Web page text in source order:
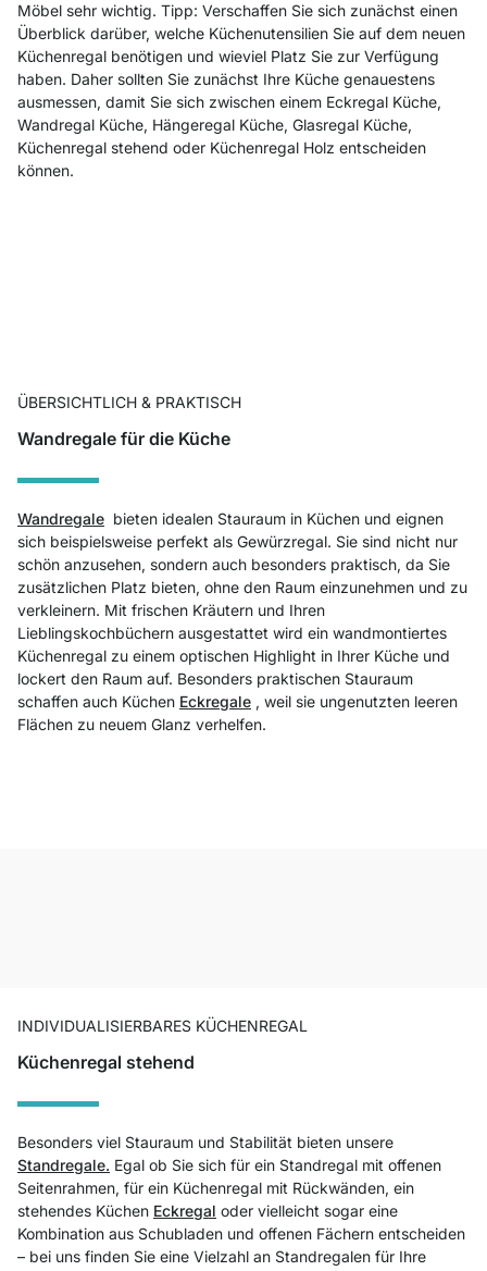
Möbel sehr wichtig. Tipp: Verschaffen Sie sich zunächst einen
Überblick darüber, welche Küchenutensilien Sie auf dem neuen
Küchenregal benötigen und wieviel Platz Sie zur Verfügung
haben. Daher sollten Sie zunächst Ihre Küche genauestens
ausmessen, damit Sie sich zwischen einem Eckregal Küche,
Wandregal Küche, Hängeregal Küche, Glasregal Küche,
Küchenregal stehend oder Küchenregal Holz entscheiden
können.
ÜBERSICHTLICH & PRAKTISCH
Wandregale für die Küche
Wandregale bieten idealen Stauraum in Küchen und eignen
sich beispielsweise perfekt als Gewürzregal. Sie sind nicht nur
schön anzusehen, sondern auch besonders praktisch, da Sie
zusätzlichen Platz bieten, ohne den Raum einzunehmen und zu
verkleinern. Mit frischen Kräutern und Ihren
Lieblingskochbüchern ausgestattet wird ein wandmontiertes
Küchenregal zu einem optischen Highlight in Ihrer Küche und
lockert den Raum auf. Besonders praktischen Stauraum
schaffen auch Küchen Eckregale , weil sie ungenutzten leeren
Flächen zu neuem Glanz verhelfen.
INDIVIDUALISIERBARES KÜCHENREGAL
Küchenregal stehend
Besonders viel Stauraum und Stabilität bieten unsere
Standregale. Egal ob Sie sich für ein Standregal mit offenen
Seitenrahmen, für ein Küchenregal mit Rückwänden, ein
stehendes Küchen Eckregal oder vielleicht sogar eine
Kombination aus Schubladen und offenen Fächern entscheiden
– bei uns finden Sie eine Vielzahl an Standregalen für Ihre